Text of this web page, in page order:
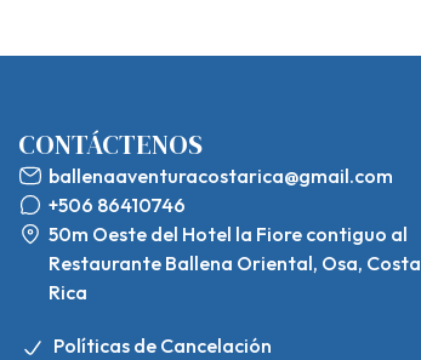
CONTÁCTENOS
ballenaaventuracostarica@gmail.com
+506 86410746
50m Oeste del Hotel la Fiore contiguo al
Restaurante Ballena Oriental, Osa, Costa
Rica
Políticas de Cancelación